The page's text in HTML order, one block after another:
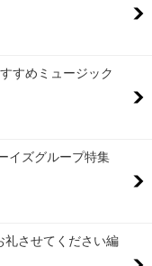
すめミュージック
イズグループ特集
礼させてください編